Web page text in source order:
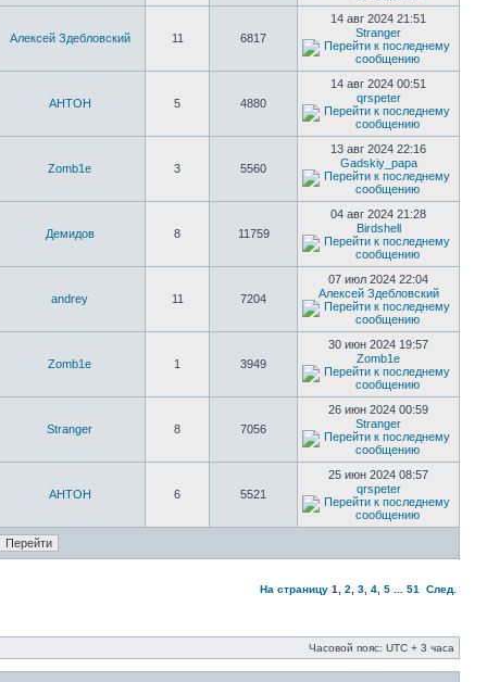
Алексей Здебловский 11 6817
14 авг 2024 21:51
Stranger
AHTOH 5 4880
14 авг 2024 00:51
qrspeter
Zomb1e 3 5560
13 авг 2024 22:16
Gadskiy_papa
Демидов 8 11759
04 авг 2024 21:28
Birdshell
andrey 11 7204
07 июл 2024 22:04
Алексей Здебловский
Zomb1e 1 3949
30 июн 2024 19:57
Zomb1e
Stranger 8 7056
26 июн 2024 00:59
Stranger
AHTOH 6 5521
25 июн 2024 08:57
qrspeter
На страницу 1 2 3 4 5 51 След.
Часовой пояс: UTC + 3 часа